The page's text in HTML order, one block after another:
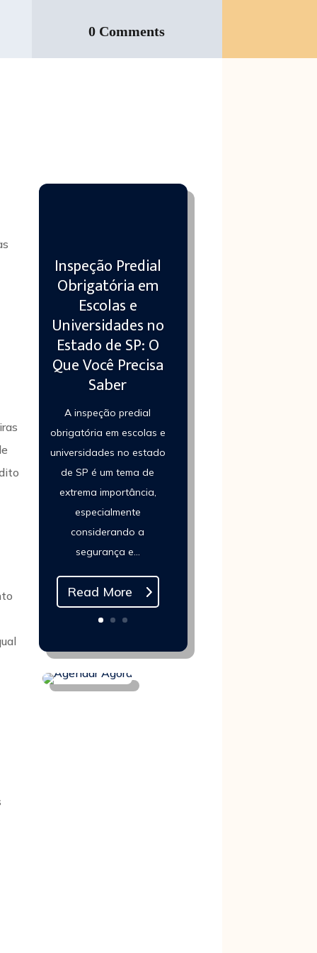
0 Comments
Inspeção Predial
Obrigatória em
Escolas e
Universidades no
Estado de SP: O
Que Você Precisa
Saber
A inspeção predial
obrigatória em escolas e
universidades no estado
de SP é um tema de
extrema importância,
especialmente
considerando a
segurança e...
Read More